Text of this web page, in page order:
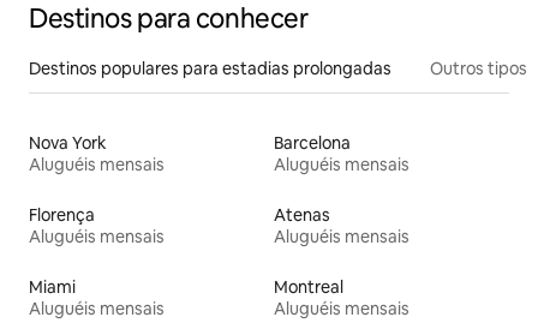
Destinos para conhecer
Destinos populares para estadias prolongadas Outros tipos
Nova York
Aluguéis mensais
Barcelona
Aluguéis mensais
Florença
Aluguéis mensais
Atenas
Aluguéis mensais
Miami
Aluguéis mensais
Montreal
Aluguéis mensais